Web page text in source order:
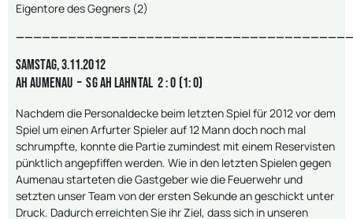
Eigentore des Gegners (2)
Samstag, 3.11.2012
AH Aumenau – SG AH Lahntal 2 : 0 (1: 0)
Nachdem die Personaldecke beim letzten Spiel für 2012 vor dem
Spiel um einen Arfurter Spieler auf 12 Mann doch noch mal
schrumpfte, konnte die Partie zumindest mit einem Reservisten
pünktlich angepfiffen werden. Wie in den letzten Spielen gegen
Aumenau starteten die Gastgeber wie die Feuerwehr und
setzten unser Team von der ersten Sekunde an geschickt unter
Druck. Dadurch erreichten Sie ihr Ziel, dass sich in unseren